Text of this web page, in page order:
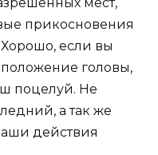
прикосновения
если вы
головы,
поцелуй. Не
а так же
действия